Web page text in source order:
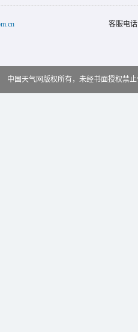
客服电
中国天气网版权所有，未经书面授权